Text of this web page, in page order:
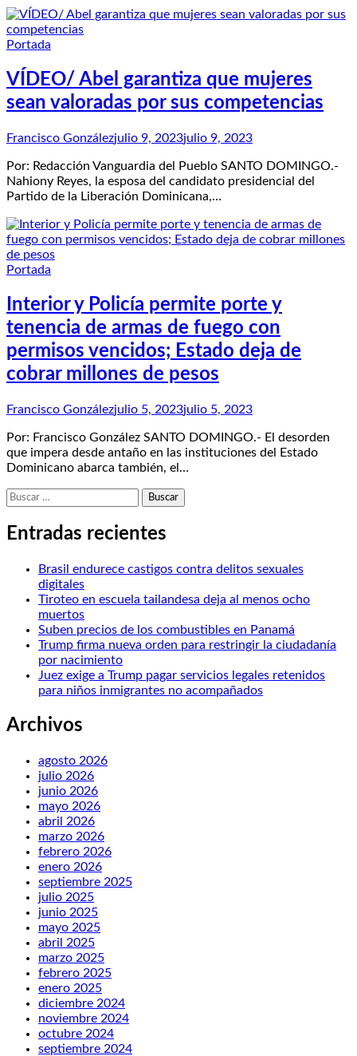
Portada
VÍDEO/ Abel garantiza que mujeres
sean valoradas por sus competencias
Francisco Gonzálezjulio 9, 2023julio 9, 2023
Por: Redacción Vanguardia del Pueblo SANTO DOMINGO.-
Nahiony Reyes, la esposa del candidato presidencial del
Partido de la Liberación Dominicana,…
Portada
Interior y Policía permite porte y
tenencia de armas de fuego con
permisos vencidos; Estado deja de
cobrar millones de pesos
Francisco Gonzálezjulio 5, 2023julio 5, 2023
Por: Francisco González SANTO DOMINGO.- El desorden
que impera desde antaño en las instituciones del Estado
Dominicano abarca también, el…
Buscar:
Entradas recientes
Brasil endurece castigos contra delitos sexuales
digitales
Tiroteo en escuela tailandesa deja al menos ocho
muertos
Suben precios de los combustibles en Panamá
Trump firma nueva orden para restringir la ciudadanía
por nacimiento
Juez exige a Trump pagar servicios legales retenidos
para niños inmigrantes no acompañados
Archivos
agosto 2026
julio 2026
junio 2026
mayo 2026
abril 2026
marzo 2026
febrero 2026
enero 2026
septiembre 2025
julio 2025
junio 2025
mayo 2025
abril 2025
marzo 2025
febrero 2025
enero 2025
diciembre 2024
noviembre 2024
octubre 2024
septiembre 2024